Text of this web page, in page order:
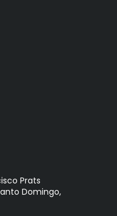
Prats
Domingo,